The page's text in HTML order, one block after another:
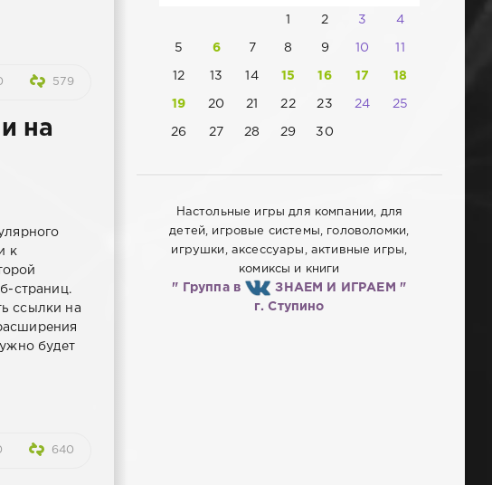
579
на
к
страниц.
ссылки на
будет
640
1 2 3 4
5 6 7 8 9 10 11
12 13 14 15 16 17 18
19 20 21 22 23 24 25
26 27 28 29 30
Настольные игры для компании, для
детей, игровые системы, головоломки,
игрушки, аксессуары, активные игры,
комиксы и книги
" Группа в
ЗНАЕМ И ИГРАЕМ "
г. Ступино